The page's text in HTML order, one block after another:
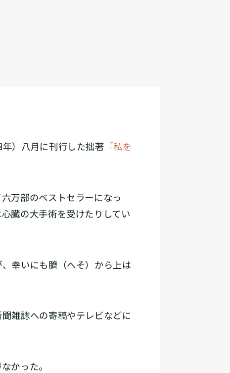
）八月に刊行した拙著 『私を
万部のベストセラーになっ
臓の大手術を受けたりしてい
幸いにも臍（へそ）から上は
雑誌への寄稿やテレビなどに
かった。